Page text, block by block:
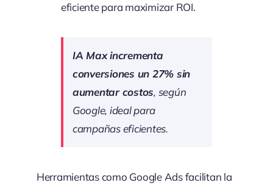
eficiente para maximizar ROI.
IA Max incrementa
conversiones un 27% sin
aumentar costos, según
Google, ideal para
campañas eficientes.
Herramientas como Google Ads facilitan la